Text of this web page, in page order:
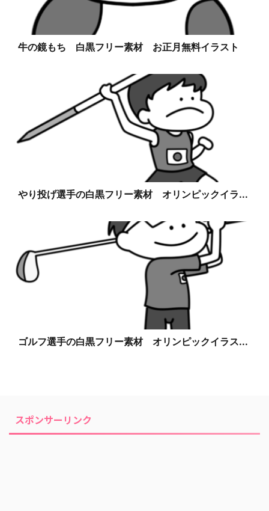
牛の鏡もち 白黒フリー素材 お正月無料イラスト
やり投げ選手の白黒フリー素材 オリンピックイラ...
ゴルフ選手の白黒フリー素材 オリンピックイラス...
スポンサーリンク